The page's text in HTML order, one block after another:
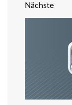
Nächste